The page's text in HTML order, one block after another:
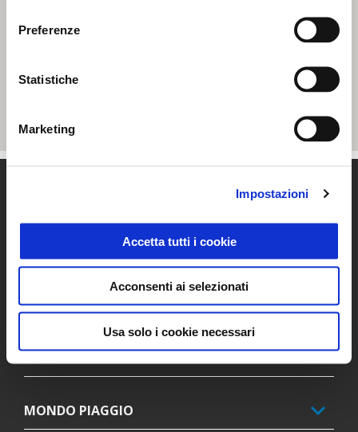
Preferenze
Statistiche
Marketing
Impostazioni
Accetta tutti i cookie
Acconsenti ai selezionati
Usa solo i cookie necessari
PROMOZIONI
MONDO PIAGGIO